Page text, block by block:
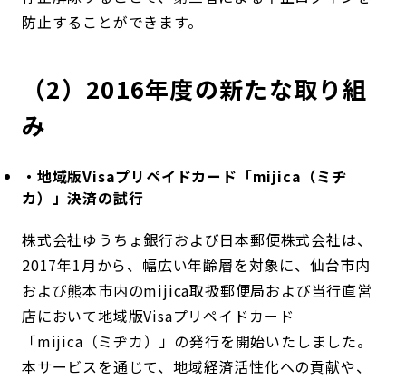
防止することができます。
（2）2016年度の新たな取り組
み
・地域版Visaプリペイドカード「mijica（ミヂ
カ）」決済の試行
株式会社ゆうちょ銀行および日本郵便株式会社は、
2017年1月から、幅広い年齢層を対象に、仙台市内
および熊本市内のmijica取扱郵便局および当行直営
店において地域版Visaプリペイドカード
「mijica（ミヂカ）」の発行を開始いたしました。
本サービスを通じて、地域経済活性化への貢献や、